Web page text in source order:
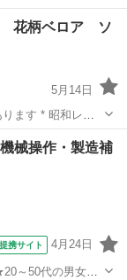
花柄ベロア ソ
5月14日
和レト
械操作・製造補
提携サイト 4月24日
～50代の男女活